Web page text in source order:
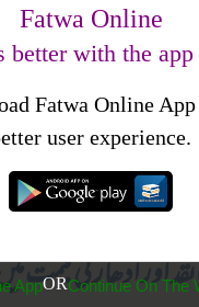
مالی معاملات
کتب
احکام
Fatwa Online
better with the app
Fatwa Online
user experience.
AppORContinue On The